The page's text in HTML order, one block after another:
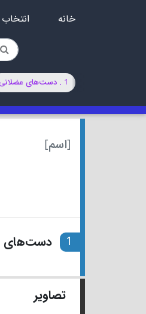
خانه
1 . دست‌های عضلانی
[اسم]
1 دست‌های
تصاویر